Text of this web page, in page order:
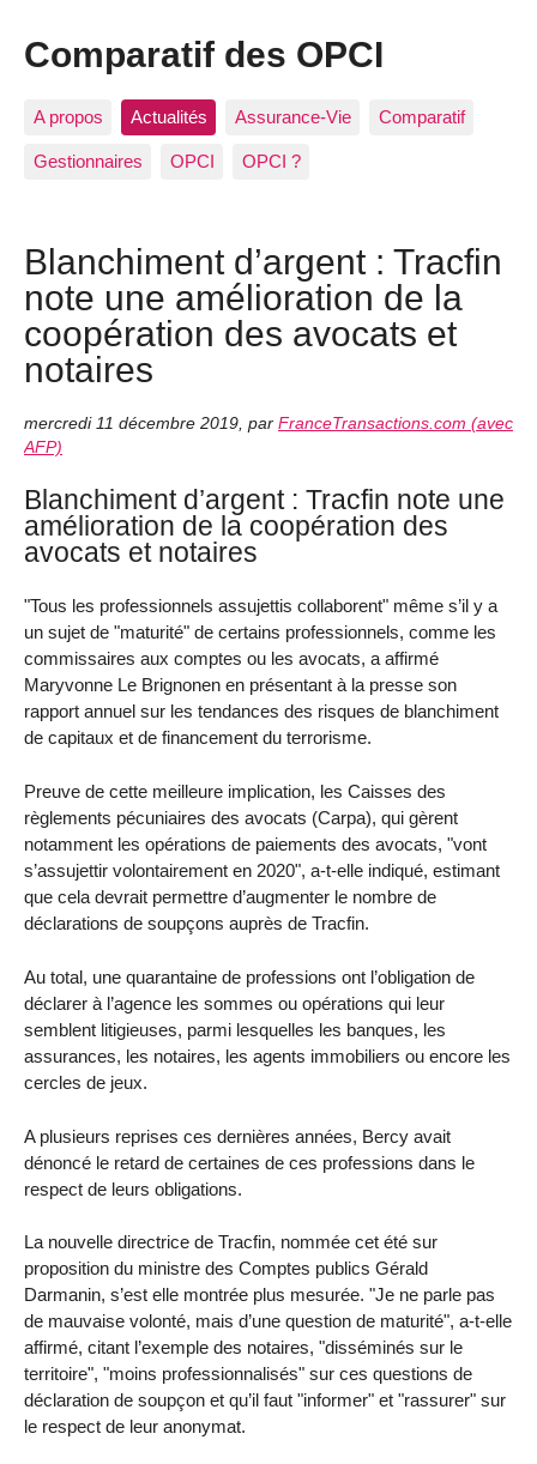
Comparatif des OPCI
A propos Actualités Assurance-Vie Comparatif
Gestionnaires OPCI OPCI ?
Blanchiment d’argent : Tracfin
note une amélioration de la
coopération des avocats et
notaires
mercredi 11 décembre 2019 par FranceTransactions.com (avec
AFP)
Blanchiment d’argent : Tracfin note une
amélioration de la coopération des
avocats et notaires
"Tous les professionnels assujettis collaborent" même s’il y a
un sujet de "maturité" de certains professionnels, comme les
commissaires aux comptes ou les avocats, a affirmé
Maryvonne Le Brignonen en présentant à la presse son
rapport annuel sur les tendances des risques de blanchiment
de capitaux et de financement du terrorisme.
Preuve de cette meilleure implication, les Caisses des
règlements pécuniaires des avocats (Carpa), qui gèrent
notamment les opérations de paiements des avocats, "vont
s’assujettir volontairement en 2020", a-t-elle indiqué, estimant
que cela devrait permettre d’augmenter le nombre de
déclarations de soupçons auprès de Tracfin.
Au total, une quarantaine de professions ont l’obligation de
déclarer à l’agence les sommes ou opérations qui leur
semblent litigieuses, parmi lesquelles les banques, les
assurances, les notaires, les agents immobiliers ou encore les
cercles de jeux.
A plusieurs reprises ces dernières années, Bercy avait
dénoncé le retard de certaines de ces professions dans le
respect de leurs obligations.
La nouvelle directrice de Tracfin, nommée cet été sur
proposition du ministre des Comptes publics Gérald
Darmanin, s’est elle montrée plus mesurée. "Je ne parle pas
de mauvaise volonté, mais d’une question de maturité", a-t-elle
affirmé, citant l’exemple des notaires, "disséminés sur le
territoire", "moins professionnalisés" sur ces questions de
déclaration de soupçon et qu’il faut "informer" et "rassurer" sur
le respect de leur anonymat.